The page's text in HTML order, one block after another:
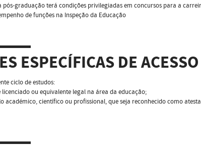
graduação terá condições privilegiadas em concursos para a
de funções na Inspeção da Educação
ESPECÍFICAS DE ACESSO
ciclo de estudos:
ou equivalente legal na área da educação;
académico, científico ou profissional, que seja reconhecido como